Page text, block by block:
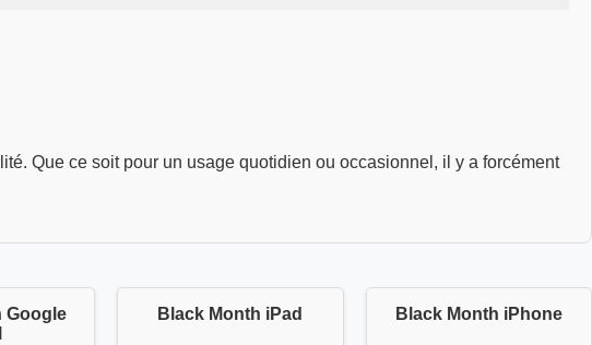
Que ce soit pour un usage quotidien ou occasionnel, il y a forcément
Google
Black Month iPad Black Month iPhone